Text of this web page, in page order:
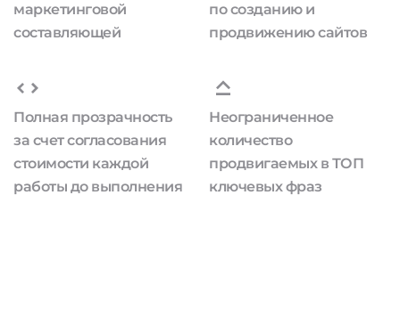
маркетинговой
составляющей
по созданию и
продвижению сайтов
Полная прозрачность
за счет согласования
стоимости каждой
работы до выполнения
Неограниченное
количество
продвигаемых в ТОП
ключевых фраз